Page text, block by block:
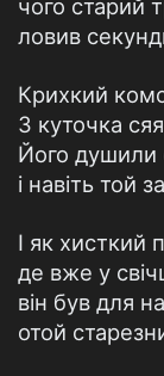
чого старий
ловив
Крихкий
З куточка
Його душили
і навіть той
І як хисткий
де вже у
він був для
отой